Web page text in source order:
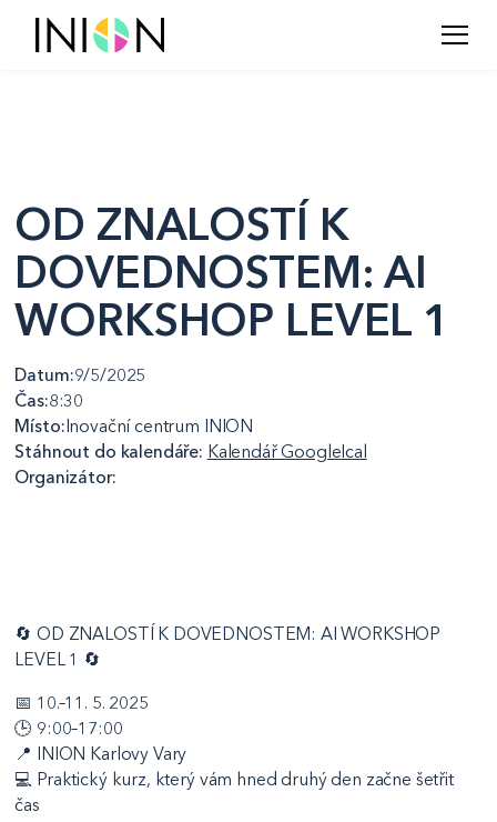
OD ZNALOSTÍ K
DOVEDNOSTEM: AI
WORKSHOP LEVEL 1
Datum:9/5/2025
Čas:8:30
Místo:Inovační centrum INION
Stáhnout do kalendáře: Kalendář GoogleIcal
Organizátor:
🔄 OD ZNALOSTÍ K DOVEDNOSTEM: AI WORKSHOP
LEVEL 1 🔄
📅 10.–11. 5. 2025
🕒 9:00–17:00
📍 INION Karlovy Vary
💻 Praktický kurz, který vám hned druhý den začne šetřit
čas